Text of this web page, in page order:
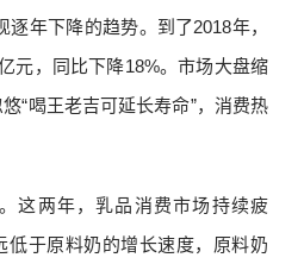
逐年下降的趋势。到了2018年，
元，同比下降18%。市场大盘缩
“喝王老吉可延长寿命”，消费热
这两年，乳品消费市场持续疲
低于原料奶的增长速度，原料奶